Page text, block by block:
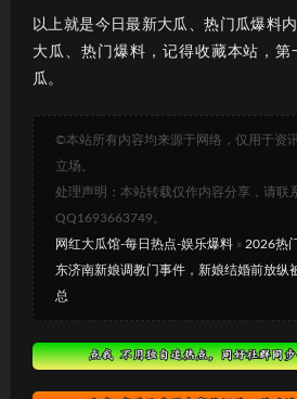
以上就是今日最新大瓜、热门瓜爆料
大瓜、热门爆料，记得收藏本站，
瓜。
©本站所有内容均来源于网络，仅用于资
立场。
处理声明：本站转载仅作内容分享，请联
QQ1693663749。
网红大瓜馆-每日热点-娱乐爆料 » 2026热
东济南新娘调教门事件，新娘结婚前放纵
总